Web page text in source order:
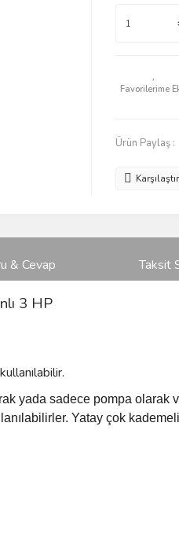
Ürün Paylaş :
Karşılaştır
& Cevap Taksit
3 HP
yada sadece pompa olarak
Yatay çok